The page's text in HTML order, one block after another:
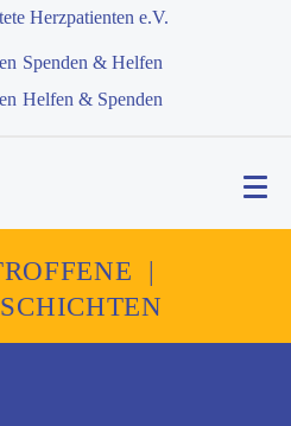
Herzpatienten e.V.
Spenden & Helfen
Helfen & Spenden
|